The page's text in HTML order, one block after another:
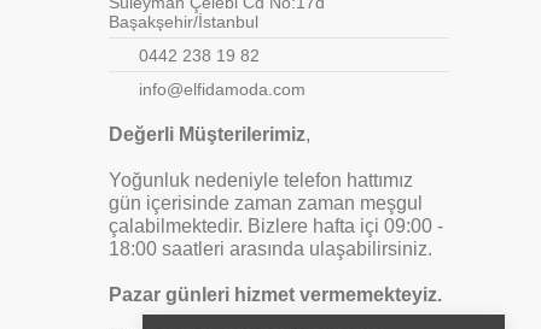
Başakşehir/İstanbul
0442 238 19 82
info@elfidamoda.com
Değerli Müşterilerimiz,
Yoğunluk nedeniyle telefon hattımız
gün içerisinde zaman zaman meşgul
çalabilmektedir. Bizlere hafta içi 09:00 -
18:00 saatleri arasında ulaşabilirsiniz.
Pazar günleri hizmet vermemekteyiz.